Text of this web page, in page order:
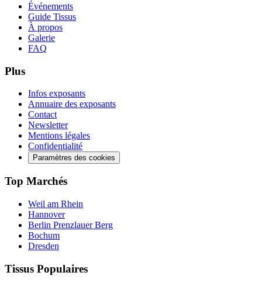
Événements
Guide Tissus
À propos
Galerie
FAQ
Plus
Infos exposants
Annuaire des exposants
Contact
Newsletter
Mentions légales
Confidentialité
Paramètres des cookies
Top Marchés
Weil am Rhein
Hannover
Berlin Prenzlauer Berg
Bochum
Dresden
Tissus Populaires